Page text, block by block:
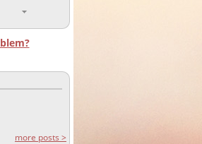
more posts >